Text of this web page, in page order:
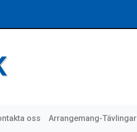
oss Arrangemang-Tävlingar